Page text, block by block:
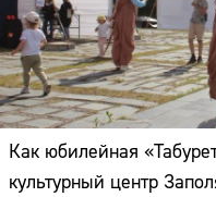
Как юбилейная
культурный центр